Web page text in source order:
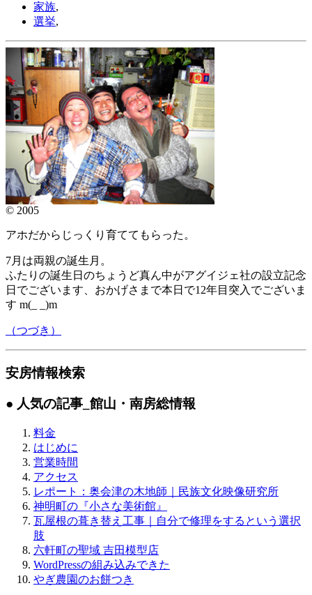
家族,
選挙,
© 2005
アホだからじっくり育ててもらった。
7月は両親の誕生月。
ふたりの誕生日のちょうど真ん中がアグイジェ社の設立記念
日でございます、おかげさまで本日で12年目突入でございま
す m(_ _)m
（つづき）
安房情報検索
● 人気の記事 _館山・南房総情報
料金
はじめに
営業時間
アクセス
レポート：奥会津の木地師｜民族文化映像研究所
神明町の『小さな美術館』
瓦屋根の葺き替え工事｜自分で修理をするという選択
肢
六軒町の聖域 吉田模型店
WordPressの組み込みできた
やぎ農園のお餅つき